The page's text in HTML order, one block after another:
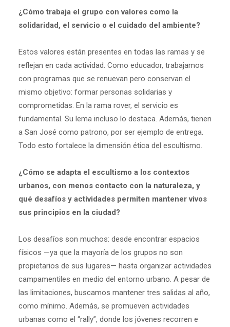
¿Cómo trabaja el grupo con valores como la
solidaridad, el servicio o el cuidado del ambiente?
Estos valores están presentes en todas las ramas y se
reflejan en cada actividad. Como educador, trabajamos
con programas que se renuevan pero conservan el
mismo objetivo: formar personas solidarias y
comprometidas. En la rama rover, el servicio es
fundamental. Su lema incluso lo destaca. Además, tienen
a San José como patrono, por ser ejemplo de entrega.
Todo esto fortalece la dimensión ética del escultismo.
¿Cómo se adapta el escultismo a los contextos
urbanos, con menos contacto con la naturaleza, y
qué desafíos y actividades permiten mantener vivos
sus principios en la ciudad?
Los desafíos son muchos: desde encontrar espacios
físicos —ya que la mayoría de los grupos no son
propietarios de sus lugares— hasta organizar actividades
campamentiles en medio del entorno urbano. A pesar de
las limitaciones, buscamos mantener tres salidas al año,
como mínimo. Además, se promueven actividades
urbanas como el “rally”, donde los jóvenes recorren e